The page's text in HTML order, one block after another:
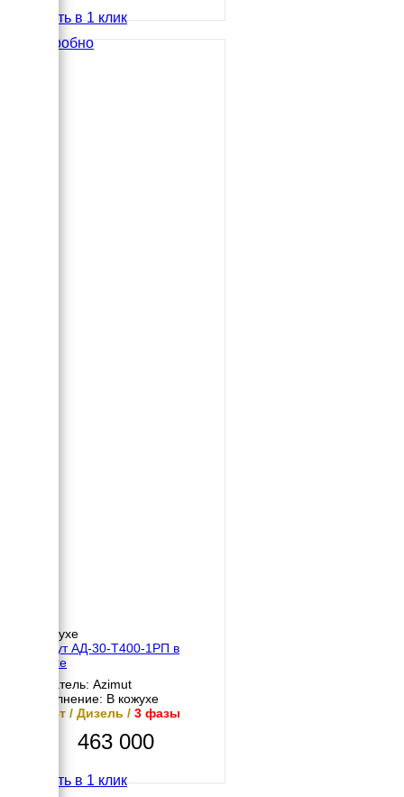
Купить в 1 клик
Подробно
В кожухе
Азимут АД-30-Т400-1РП в
кожухе
Двигатель: Azimut
Исполнение: В кожухе
30 кВт / Дизель / 3 фазы
463 000
Купить в 1 клик